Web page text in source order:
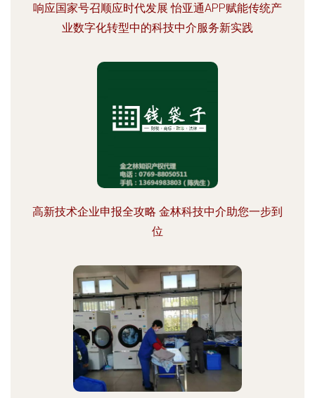
响应国家号召顺应时代发展 怡亚通APP赋能传统产
业数字化转型中的科技中介服务新实践
高新技术企业申报全攻略 金林科技中介助您一步到
位